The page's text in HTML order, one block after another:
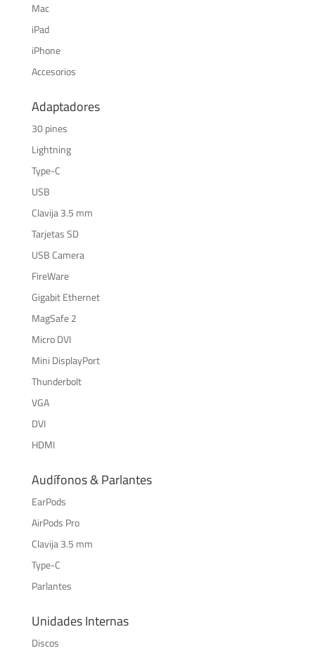
Mac
iPad
iPhone
Accesorios
Adaptadores
30 pines
Lightning
Type-C
USB
Clavija 3.5 mm
Tarjetas SD
USB Camera
FireWare
Gigabit Ethernet
MagSafe 2
Micro DVI
Mini DisplayPort
Thunderbolt
VGA
DVI
HDMI
Audífonos & Parlantes
EarPods
AirPods Pro
Clavija 3.5 mm
Type-C
Parlantes
Unidades Internas
Discos